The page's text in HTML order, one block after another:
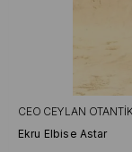
CEO CEYLAN OTANTIK
Ekru Elbise Astar